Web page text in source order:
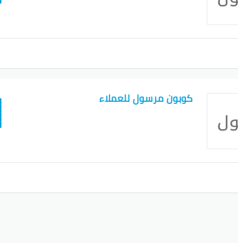
كوبون مرسول للعملاء